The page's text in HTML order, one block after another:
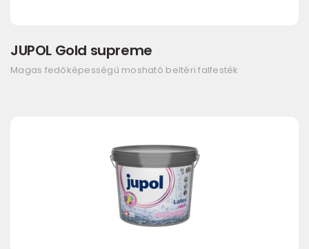
JUPOL Gold supreme
Magas fedőképességű mosható beltéri falfesték